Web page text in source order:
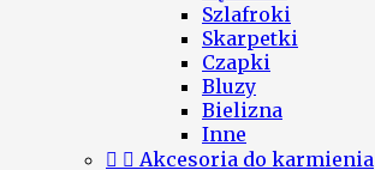
Szlafroki
Skarpetki
Czapki
Bluzy
Bielizna
Inne
  Akcesoria do karmienia